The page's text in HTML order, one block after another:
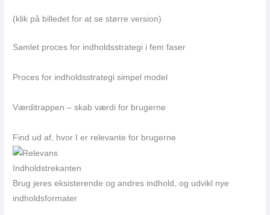
(klik på billedet for at se større version)
Samlet proces for indholdsstrategi i fem faser
Proces for indholdsstrategi simpel model
Værditrappen – skab værdi for brugerne
Find ud af, hvor I er relevante for brugerne
Indholdstrekanten
Brug jeres eksisterende og andres indhold, og udvikl nye
indholdsformater